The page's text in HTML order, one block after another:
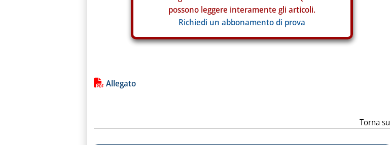
possono leggere interamente gli articoli.
Richiedi un abbonamento di prova
Lista allegati PDF alla notizia
Allegato
Torna su